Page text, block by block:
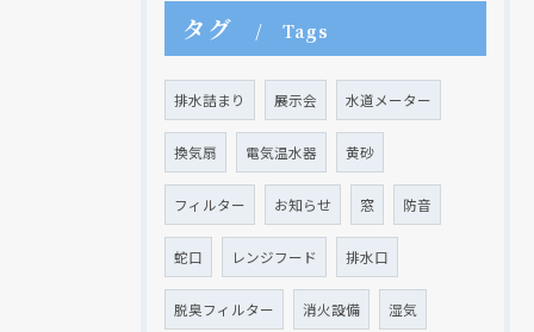
タグ Tags
排水詰まり 展示会 水道メーター
換気扇 電気温水器 黄砂
フィルター お知らせ 窓 防音
蛇口 レンジフード 排水口
脱臭フィルター 消火設備 湿気
現在、新聞に入っている折込チラシです。
現在、新聞に入っている折込チラシです。